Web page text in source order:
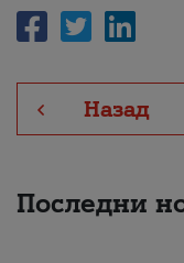
Назад
Последни